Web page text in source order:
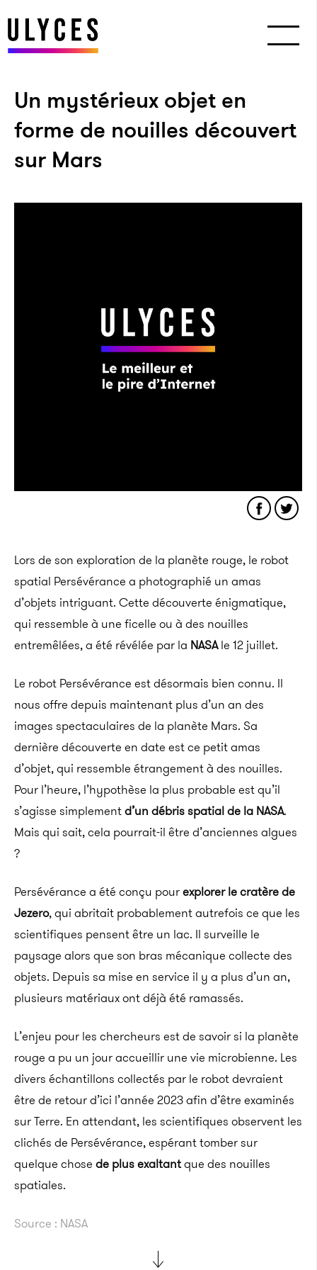
Un mystérieux objet en
forme de nouilles découvert
sur Mars
Lors de son exploration de la planète rouge, le robot
spatial Persévérance a photographié un amas
d’objets intriguant. Cette découverte énigmatique,
qui ressemble à une ficelle ou à des nouilles
entremêlées, a été révélée par la NASAle 12 juillet.
Le robot Persévérance est désormais bien connu. Il
nous offre depuis maintenant plus d’un an des
images spectaculaires de la planète Mars. Sa
dernière découverte en date est ce petit amas
d’objet, qui ressemble étrangement à des nouilles.
Pour l’heure, l’hypothèse la plus probable est qu’il
s’agisse simplementd’un débris spatial de la NASA.
Mais qui sait, cela pourrait-il être d’anciennes algues
?
Persévérance a été conçu pourexplorer le cratère de
Jezero, qui abritait probablement autrefois ce que les
scientifiques pensent être un lac. Il surveille le
paysage alors que son bras mécanique collecte des
objets. Depuis sa mise en service il y a plus d’un an,
plusieurs matériaux ont déjà été ramassés.
L’enjeu pour les chercheurs est de savoir si la planète
rouge a pu un jour accueillir une vie microbienne. Les
divers échantillons collectés par le robot devraient
être de retour d’ici l’année 2023 afin d’être examinés
sur Terre. En attendant, les scientifiques observent les
clichés de Persévérance, espérant tomber sur
quelque chose de plus exaltantque des nouilles
spatiales.
Source : NASA